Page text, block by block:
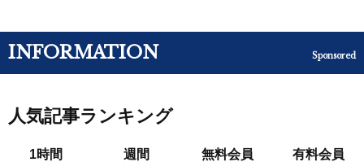
INFORMATION Sponsored
人気記事ランキング
1時間 週間 無料会員 有料会員